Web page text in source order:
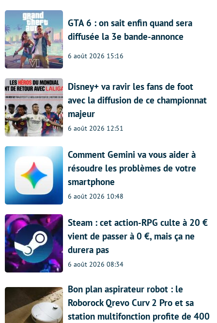
GTA 6 : on sait enfin quand sera
diffusée la 3e bande-annonce
6 août 2026 15:16
Disney+ va ravir les fans de foot
avec la diffusion de ce championnat
majeur
6 août 2026 12:51
Comment Gemini va vous aider à
résoudre les problèmes de votre
smartphone
6 août 2026 10:48
Steam : cet action-RPG culte à 20 €
vient de passer à 0 €, mais ça ne
durera pas
6 août 2026 08:34
Bon plan aspirateur robot : le
Roborock Qrevo Curv 2 Pro et sa
station multifonction profite de 400